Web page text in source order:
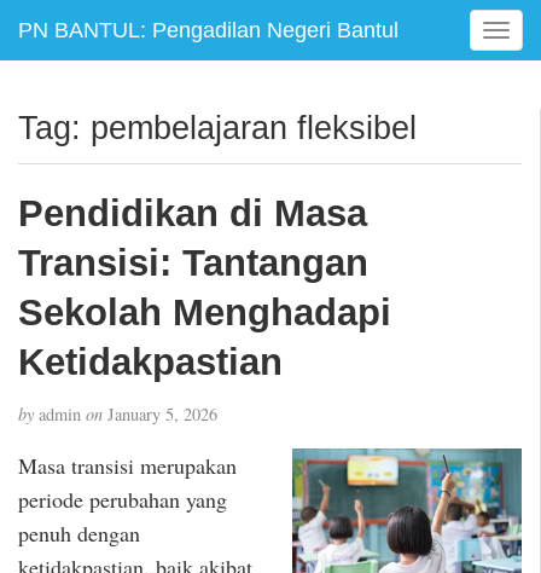
PN BANTUL: Pengadilan Negeri Bantul
T
o
e
Tag: pembelajaran fleksibel
Pendidikan di Masa
Transisi: Tantangan
Sekolah Menghadapi
Ketidakpastian
by admin on January 5, 2026
Masa transisi merupakan
periode perubahan yang
penuh dengan
ketidakpastian, baik akibat